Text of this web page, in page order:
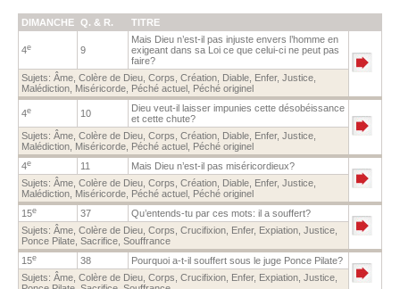
DIMANCHE Q. & R. TITRE
4e 9
Mais Dieu n’est-il pas injuste envers l’homme en
exigeant dans sa Loi ce que celui-ci ne peut pas
faire?
Sujets: Âme Colère de Dieu Corps Création Diable Enfer, Justice
Malédiction Miséricorde Péché actuel Péché originel
4e 10
Dieu veut-il laisser impunies cette désobéissance
et cette chute?
Sujets: Âme Colère de Dieu Corps Création Diable Enfer, Justice
Malédiction Miséricorde Péché actuel Péché originel
4e 11
Mais Dieu n’est-il pas miséricordieux?
Sujets: Âme Colère de Dieu Corps Création Diable Enfer, Justice
Malédiction Miséricorde Péché actuel Péché originel
15e 37
Qu’entends-tu par ces mots: il a souffert?
Sujets: Âme Colère de Dieu Corps Crucifixion Enfer, Expiation Justice
Ponce Pilate Sacrifice Souffrance
15e 38
Pourquoi a-t-il souffert sous le juge Ponce Pilate?
Sujets: Âme Colère de Dieu Corps Crucifixion Enfer, Expiation Justice